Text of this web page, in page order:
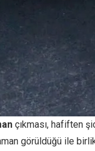
çıkması, hafiften
görüldüğü ile